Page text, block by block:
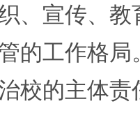
、宣传、
的工作格
校的主体